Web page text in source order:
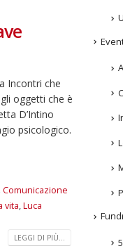
Incontri che
oggetti che è
D’Intino
psicologico.
,Comunicazione
vita,Luca
LEGGI DI PIÙ...